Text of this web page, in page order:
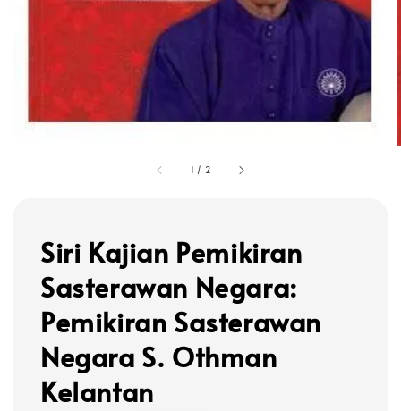
1 / 2
Siri Kajian Pemikiran
Sasterawan Negara:
Pemikiran Sasterawan
Negara S. Othman
Kelantan